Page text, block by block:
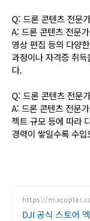
Q: 드론 콘텐츠 전문
A: 드론 콘텐츠 전문
영상 편집 등의 다양
과정이나 자격증 취
다.
Q: 드론 콘텐츠 전문
A: 드론 콘텐츠 전문
젝트 규모 등에 따라
경력이 쌓일수록 수
https://
DJI 공식 스토어